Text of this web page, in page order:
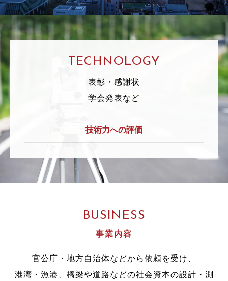
TECHNOLOGY
表彰・感謝状
学会発表など
技術力への評価
BUSINESS
事業内容
官公庁・地方自治体などから依頼を受け、
港湾・漁港、橋梁や道路などの社会資本の設計・測